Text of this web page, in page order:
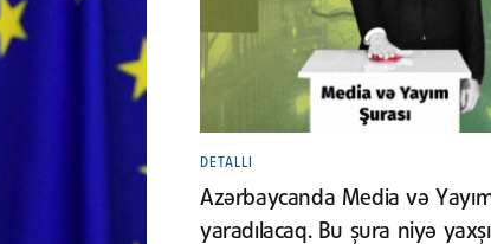
DETALLI
Azərbaycanda Media və Yayım
yaradılacaq. Bu şura niyə